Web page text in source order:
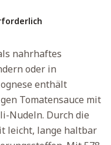
nahrhaftes
oder in
enthält
Tomatensauce mit
Nudeln. Durch die
leicht, lange haltbar